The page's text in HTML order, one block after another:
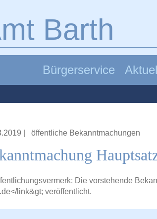
Barth
Bürgerservice
öffentliche Bekanntmachungen
Die vorstehende
link&gt; veröffentlicht.